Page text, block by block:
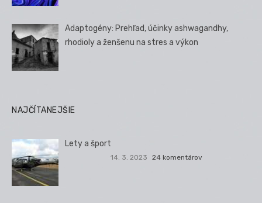
Adaptogény: Prehľad, účinky ashwagandhy,
rhodioly a ženšenu na stres a výkon
NAJČÍTANEJŠIE
Lety a šport
14. 3. 2023 24 komentárov